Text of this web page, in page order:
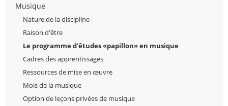
Musique
Nature de la discipline
Raison d'être
Le programme d'êtudes «papillon» en musique
Cadres des apprentissages
Ressources de mise en œuvre
Mois de la musique
Option de leçons privées de musique